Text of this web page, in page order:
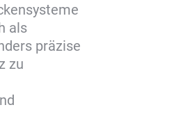
als
präzise
zu